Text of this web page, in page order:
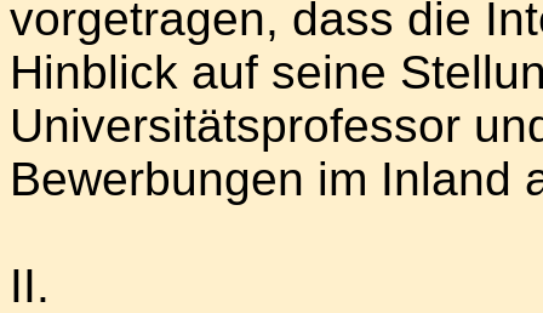
vorgetragen, dass die
Hinblick auf seine
Universitätsprofessor
Bewerbungen im Inland
II.